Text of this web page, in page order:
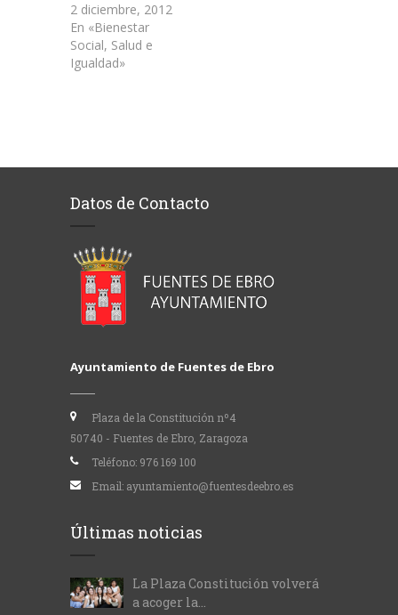
2 diciembre, 2012
En «Bienestar
Social, Salud e
Igualdad»
Datos de Contacto
Ayuntamiento de Fuentes de Ebro
Plaza de la Constitución nº4
50740 - Fuentes de Ebro, Zaragoza
Teléfono: 976 169 100
Email: ayuntamiento@fuentesdeebro.es
Últimas noticias
La Plaza Constitución volverá
a acoger la...